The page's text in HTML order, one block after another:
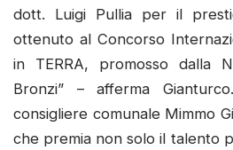
dott. Luigi Pullia per il
ottenuto al Concorso
in TERRA, promosso dalla
Bronzi” – afferma
consigliere comunale Mimmo
che premia non solo il talento